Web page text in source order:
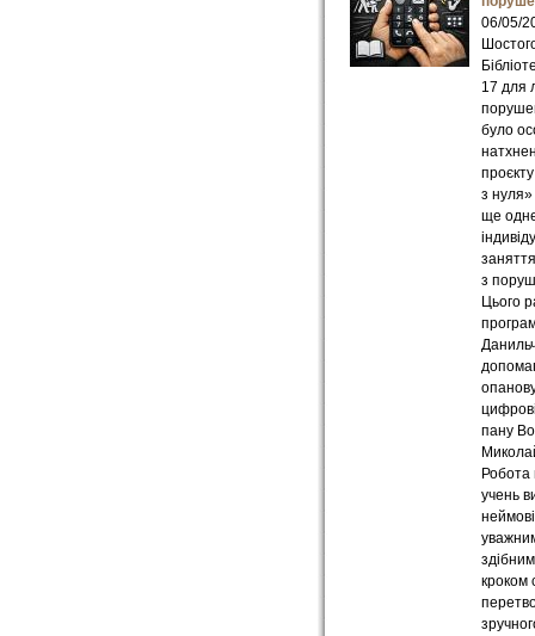
06/05/
17 для
було
з нуля»
ще
з
Цього
пану
Робота
учень
кроком